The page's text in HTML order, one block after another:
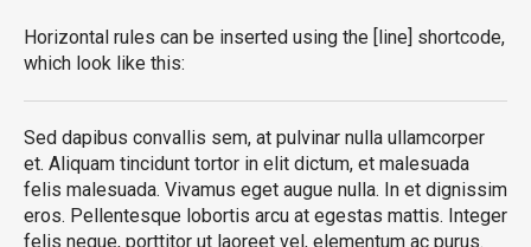
Horizontal rules can be inserted using the [line] shortcode,
which look like this:
Sed dapibus convallis sem, at pulvinar nulla ullamcorper
et. Aliquam tincidunt tortor in elit dictum, et malesuada
felis malesuada. Vivamus eget augue nulla. In et dignissim
eros. Pellentesque lobortis arcu at egestas mattis. Integer
felis neque, porttitor ut laoreet vel, elementum ac purus.